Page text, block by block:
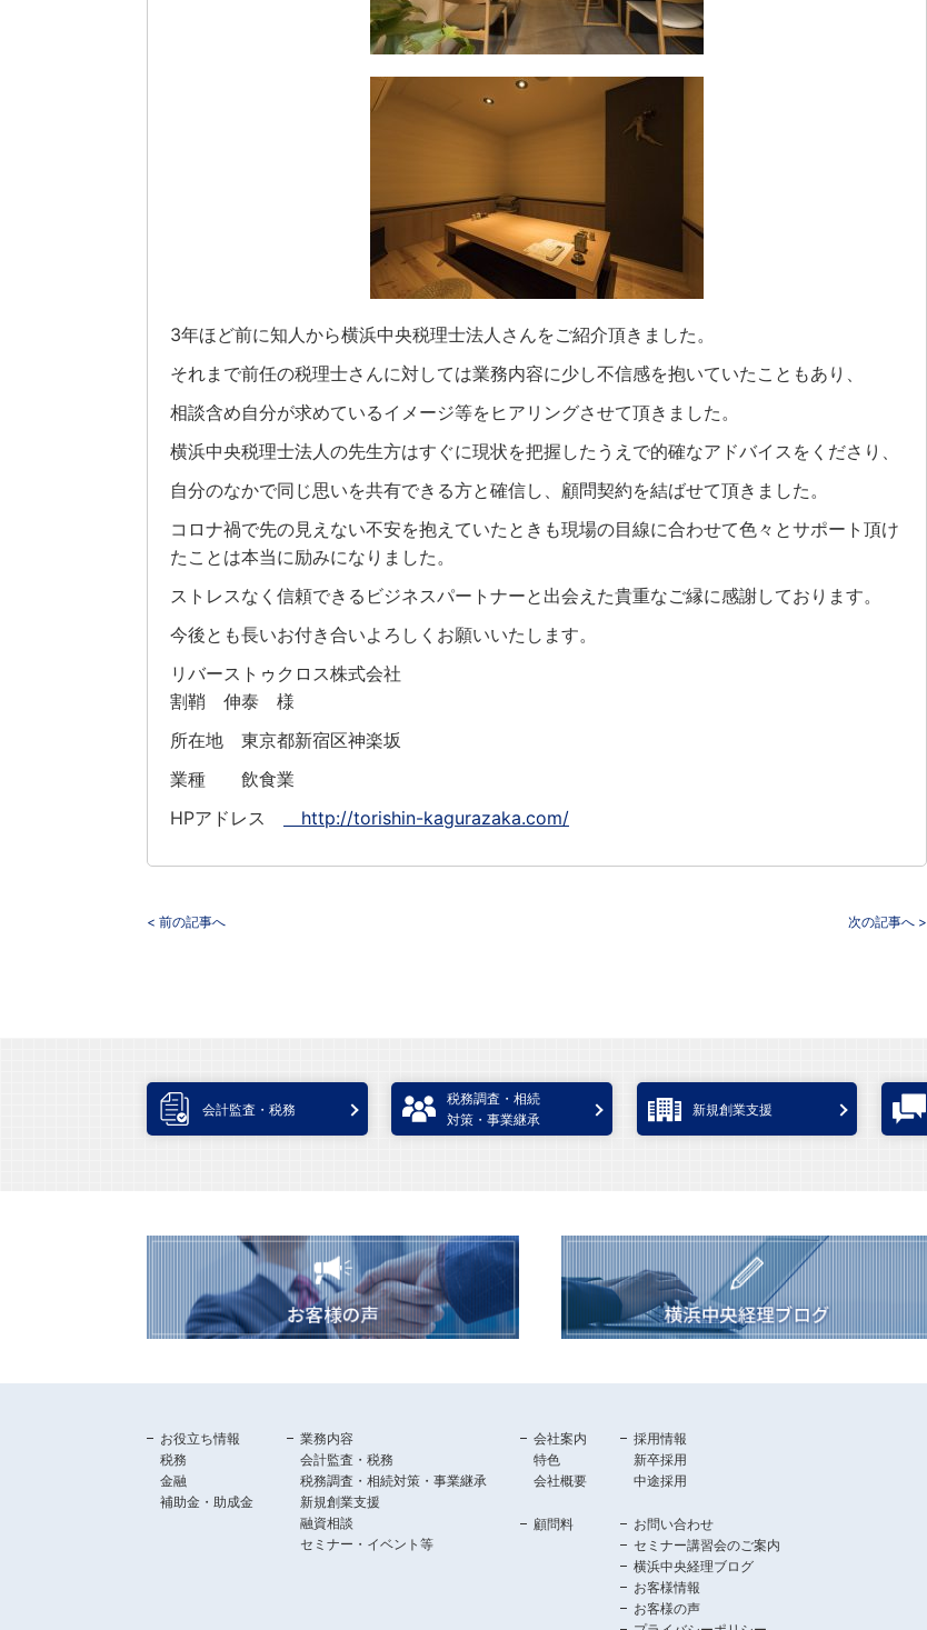
3年ほど前に知人から横浜中央税理士法人さんをご紹介頂きました。
それまで前任の税理士さんに対しては業務内容に少し不信感を抱いていたこともあり、
相談含め自分が求めているイメージ等をヒアリングさせて頂きました。
横浜中央税理士法人の先生方はすぐに現状を把握したうえで的確なアドバイスをくださり、
自分のなかで同じ思いを共有できる方と確信し、顧問契約を結ばせて頂きました。
コロナ禍で先の見えない不安を抱えていたときも現場の目線に合わせて色々とサポート頂け
たことは本当に励みになりました。
ストレスなく信頼できるビジネスパートナーと出会えた貴重なご縁に感謝しております。
今後とも長いお付き合いよろしくお願いいたします。
リバーストゥクロス株式会社
割鞘 伸泰 様
所在地 東京都新宿区神楽坂
業種 飲食業
HPアドレス
http://torishin-kagurazaka.com/
< 前の記事へ 次の記事へ >
会計監査・税務
税務調査・相続
対策・事業継承
新規創業支援
お役立ち情報
税務
金融
補助金・助成金
業務内容
会計監査・税務
税務調査・相続対策・事業継承
新規創業支援
融資相談
セミナー・イベント等
会社案内
特色
会社概要
顧問料
採用情報
新卒採用
中途採用
お問い合わせ
セミナー講習会のご案内
横浜中央経理ブログ
お客様情報
お客様の声